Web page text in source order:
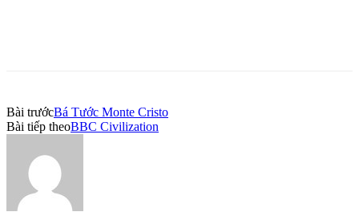
Bài trướcBá Tước Monte Cristo
Bài tiếp theoBBC Civilization